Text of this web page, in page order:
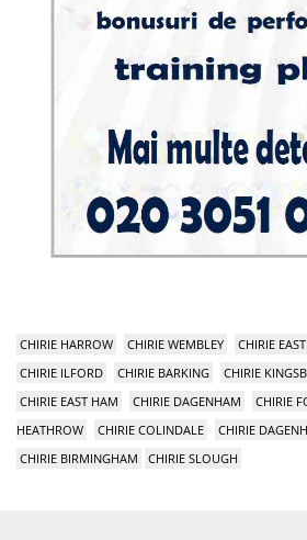
CHIRIE HARROW CHIRIE WEMBLEY CHIRIE
CHIRIE ILFORD
CHIRIE BARKING CHIRIE
CHIRIE EAST HAM
CHIRIE DAGENHAM CHIRIE
HEATHROW
CHIRIE COLINDALE CHIRIE
CHIRIE BIRMINGHAM
CHIRIE SLOUGH